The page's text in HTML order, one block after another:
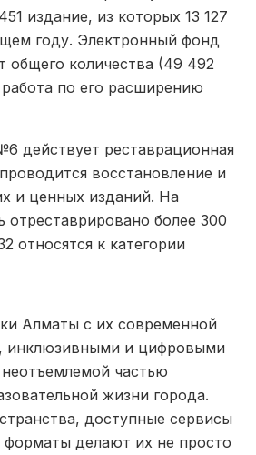
издание, из которых 13 127
году. Электронный фонд
общего количества (49 492
по его расширению
действует реставрационная
восстановление и
и ценных изданий. На
отреставрировано более 300
относятся к категории
Алматы с их современной
инклюзивными и цифровыми
частью
жизни города.
доступные сервисы
делают их не просто